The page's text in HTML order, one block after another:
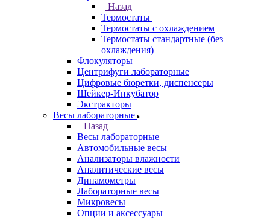
Назад
Термостаты
Термостаты с охлаждением
Термостаты стандартные (без
охлаждения)
Флокуляторы
Центрифуги лабораторные
Цифровые бюретки, диспенсеры
Шейкер-Инкубатор
Экстракторы
Весы лабораторные
Назад
Весы лабораторные
Автомобильные весы
Анализаторы влажности
Аналитические весы
Динамометры
Лабораторные весы
Микровесы
Опции и аксессуары